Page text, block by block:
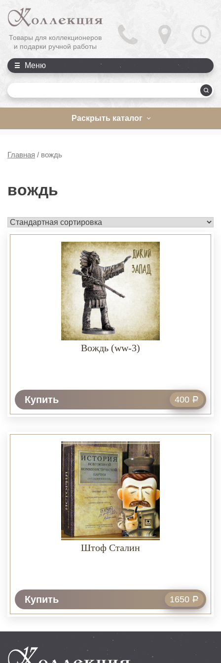
Товары для коллекционеров
и подарки ручной работы
Меню
Раскрыть каталог
Главная / вождь
вождь
Вождь (ww-3)
Купить 400 Р
Штоф Сталин
Купить 1650 Р